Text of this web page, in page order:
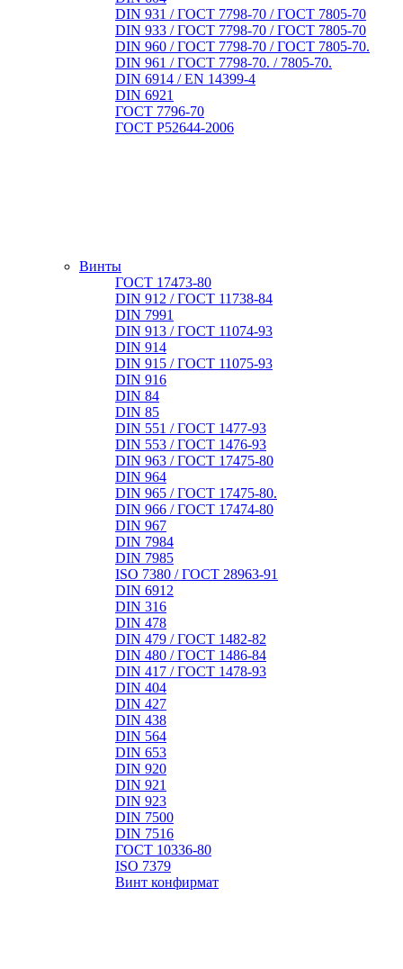
DIN 931 / ГОСТ 7798-70 / ГОСТ 7805-70
DIN 933 / ГОСТ 7798-70 / ГОСТ 7805-70
DIN 960 / ГОСТ 7798-70 / ГОСТ 7805-70.
DIN 961 / ГОСТ 7798-70. / 7805-70.
DIN 6914 / EN 14399-4
DIN 6921
ГОСТ 7796-70
ГОСТ Р52644-2006
Винты
ГОСТ 17473-80
DIN 912 / ГОСТ 11738-84
DIN 7991
DIN 913 / ГОСТ 11074-93
DIN 914
DIN 915 / ГОСТ 11075-93
DIN 916
DIN 84
DIN 85
DIN 551 / ГОСТ 1477-93
DIN 553 / ГОСТ 1476-93
DIN 963 / ГОСТ 17475-80
DIN 964
DIN 965 / ГОСТ 17475-80.
DIN 966 / ГОСТ 17474-80
DIN 967
DIN 7984
DIN 7985
ISO 7380 / ГОСТ 28963-91
DIN 6912
DIN 316
DIN 478
DIN 479 / ГОСТ 1482-82
DIN 480 / ГОСТ 1486-84
DIN 417 / ГОСТ 1478-93
DIN 404
DIN 427
DIN 438
DIN 564
DIN 653
DIN 920
DIN 921
DIN 923
DIN 7500
DIN 7516
ГОСТ 10336-80
ISO 7379
Винт конфирмат